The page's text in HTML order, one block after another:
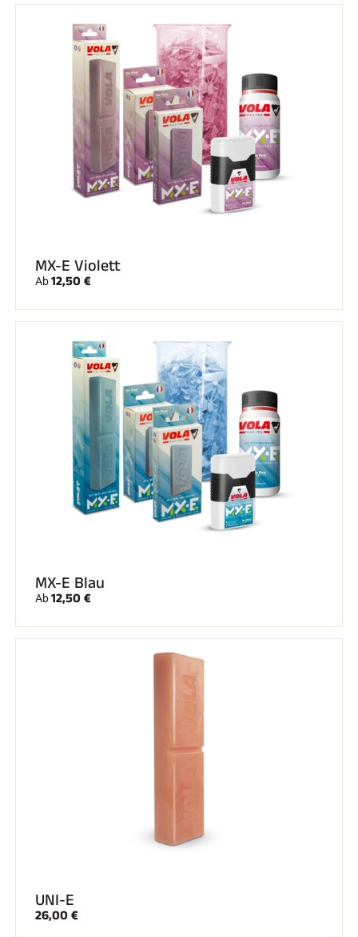
SKIRENNEN
SKIFAHREN IN JEDEM GELÄNDE
SKILANGLAUF
MX-E Violett
Ab12,50 €
MX-E Blau
Ab12,50 €
UNI-E
26,00 €